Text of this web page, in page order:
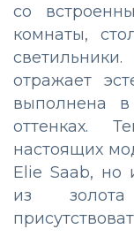
со
комнаты,
отражает
выполнена
оттенках.
настоящих
Elie Saab, но
из